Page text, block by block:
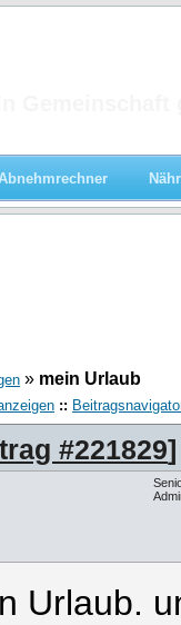
» mein Urlaub
::
#221829]
Urlaub.